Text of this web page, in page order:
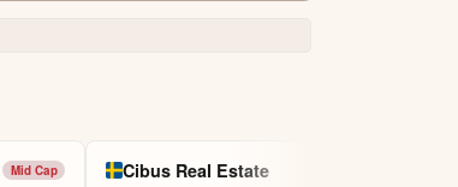
Mid Cap Cibus Real Estate